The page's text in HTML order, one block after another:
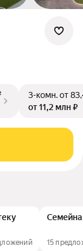
3-комн.от
от 11,2 млн ₽
15